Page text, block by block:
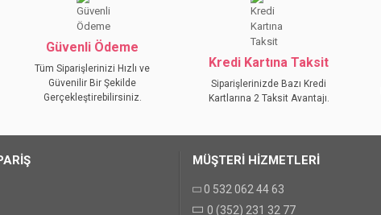
Güvenli Ödeme
Tüm Siparişlerinizi Hızlı ve
Güvenilir Bir Şekilde
Gerçekleştirebilirsiniz.
Kredi Kartına Taksit
Siparişlerinizde Bazı Kredi
Kartlarına 2 Taksit Avantajı.
MÜŞTERİ HİZMETLERİ
0 532 062 44 63
0 (352) 231 32 77